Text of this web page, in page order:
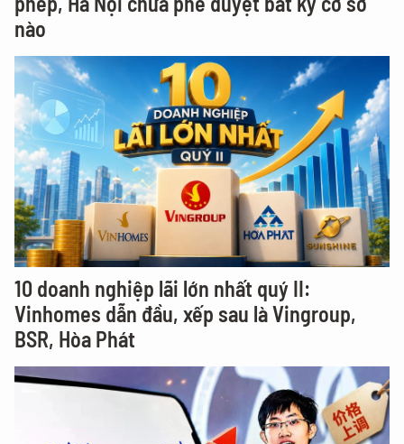
nào
10 doanh nghiệp lãi lớn nhất quý II:
Vinhomes dẫn đầu, xếp sau là Vingroup,
BSR, Hòa Phát